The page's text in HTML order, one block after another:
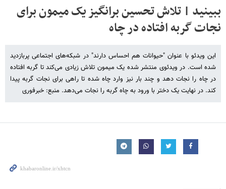
ببینید | تلاش تحسین برانگیز یک میمون برای
نجات گربه افتاده در چاه
این ویدئو با عنوان "حیوانات هم احساس دارند" در شبکه‌های اجتماعی پربازدید
شده است. در ویدئوی منتشر شده یک میمون تلاش زیادی می‌کند تا گربه افتاده
در چاه را نجات دهد و چند بار نیز وارد چاه شده تا راهی برای نجات گربه پیدا
کند. در نهایت یک دختر با ورود به چاه گربه را نجات می‌دهد. منبع: خبرفوری